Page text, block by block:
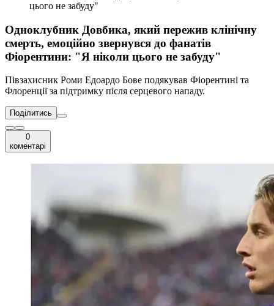
цього не забуду"
Одноклубник Довбика, який пережив клінічну
смерть, емоційно звернувся до фанатів
Фіорентини: "Я ніколи цього не забуду"
Півзахисник Роми Едоардо Бове подякував Фіорентині та
Флоренції за підтримку після серцевого нападу.
Поділитись
0
коментарі